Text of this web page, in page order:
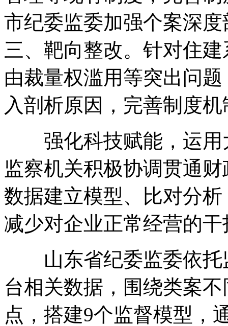
市纪委监委加强个案深
三、靶向整改。针对住
由裁量权滥用等突出问
入剖析原因，完善制度机
强化科技赋能，运用
监察机关积极协调贯通
数据建立模型、比对分
减少对企业正常经营的干
山东省纪委监委依托
台相关数据，围绕类案
点，搭建9个监督模型，